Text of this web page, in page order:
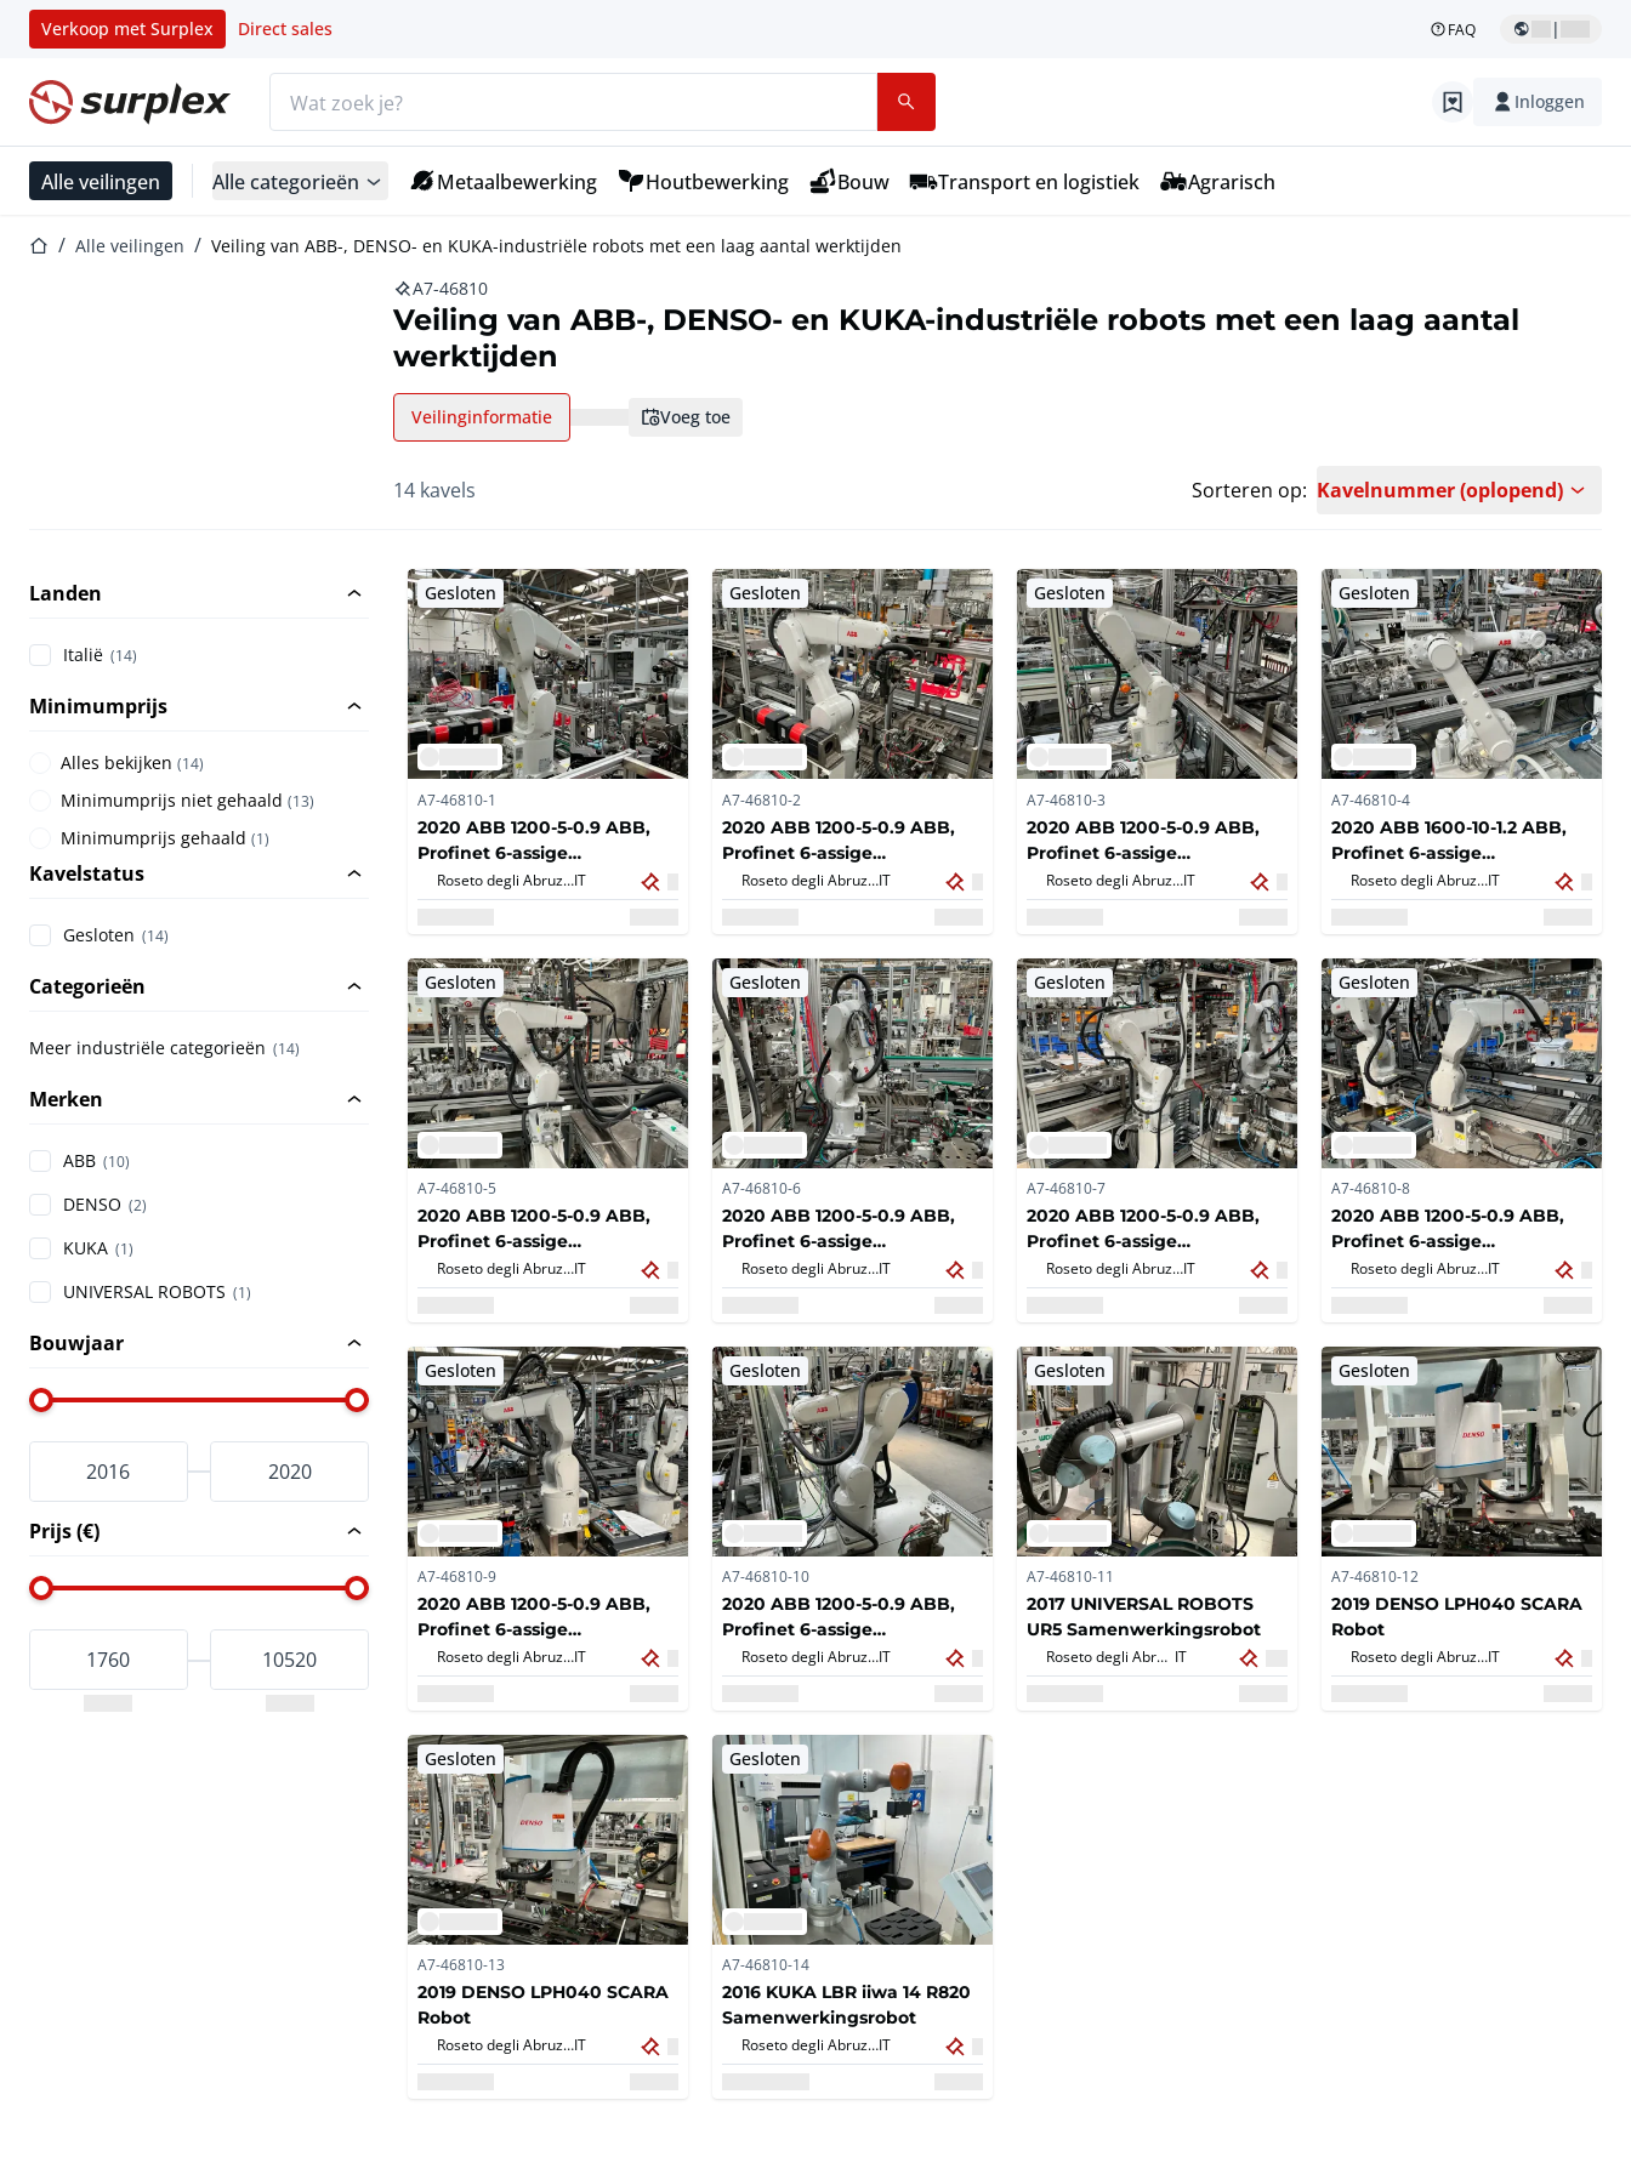
Verkoop met Surplex Direct sales FAQ |
Startpagina Inloggen
Alle veilingen Alle categorieën Metaalbewerking Houtbewerking Bouw Transport en logistiek Agrarisch
StartpaginaAlle veilingen
Veiling van ABB-, DENSO- en KUKA-industriële robots met een laag aantal werktijden
A7-46810
Veiling van ABB-, DENSO- en KUKA-industriële robots met een laag aantal
werktijden
voeg toe
Veilinginformatie
14 kavels Sorteren op: Kavelnummer (oplopend)
Landen
Italië (14)
Minimumprijs
Alles bekijken (14)
Minimumprijs niet gehaald (13)
Minimumprijs gehaald (1)
Kavelstatus
Gesloten (14)
Categorieën
Meer industriële categorieën (14)
Merken
ABB (10)
DENSO (2)
KUKA (1)
UNIVERSAL ROBOTS (1)
Bouwjaar
Prijs (€)
Gesloten
A7-46810-1
2020 ABB 1200-5-0.9 ABB,
Profinet 6-assige
antropomorfe robot type IRB
Roseto degli Abruzzi,IT
Gesloten
A7-46810-2
2020 ABB 1200-5-0.9 ABB,
Profinet 6-assige
antropomorfe robot type IRB
Roseto degli Abruzzi,IT
Gesloten
A7-46810-3
2020 ABB 1200-5-0.9 ABB,
Profinet 6-assige
antropomorfe robot type IRB
Roseto degli Abruzzi,IT
Gesloten
A7-46810-4
2020 ABB 1600-10-1.2 ABB,
Profinet 6-assige
antropomorfe robot type IRB
Roseto degli Abruzzi,IT
Gesloten
A7-46810-5
2020 ABB 1200-5-0.9 ABB,
Profinet 6-assige
antropomorfe robot type IRB
Roseto degli Abruzzi,IT
Gesloten
A7-46810-6
2020 ABB 1200-5-0.9 ABB,
Profinet 6-assige
antropomorfe robot type IRB
Roseto degli Abruzzi,IT
Gesloten
A7-46810-7
2020 ABB 1200-5-0.9 ABB,
Profinet 6-assige
antropomorfe robot type IRB
Roseto degli Abruzzi,IT
Gesloten
A7-46810-8
2020 ABB 1200-5-0.9 ABB,
Profinet 6-assige
antropomorfe robot type IRB
Roseto degli Abruzzi,IT
Gesloten
A7-46810-9
2020 ABB 1200-5-0.9 ABB,
Profinet 6-assige
antropomorfe robot type IRB
Roseto degli Abruzzi,IT
Gesloten
A7-46810-10
2020 ABB 1200-5-0.9 ABB,
Profinet 6-assige
antropomorfe robot type IRB
Roseto degli Abruzzi,IT
Gesloten
A7-46810-11
2017 UNIVERSAL ROBOTS
UR5 Samenwerkingsrobot
Roseto degli Abruzzi, IT
Gesloten
A7-46810-12
2019 DENSO LPH040 SCARA
Robot
Roseto degli Abruzzi,IT
Gesloten
A7-46810-13
2019 DENSO LPH040 SCARA
Robot
Roseto degli Abruzzi,IT
Gesloten
A7-46810-14
2016 KUKA LBR iiwa 14 R820
Samenwerkingsrobot
Roseto degli Abruzzi,IT